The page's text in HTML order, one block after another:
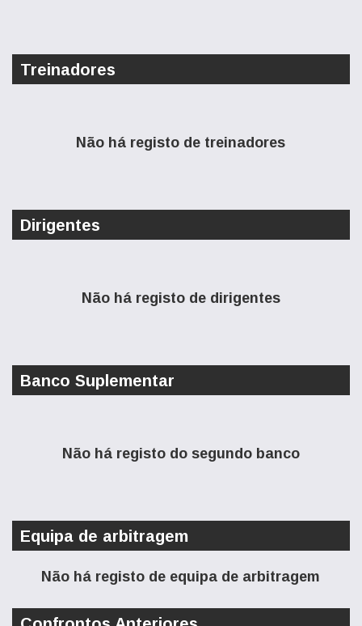
Treinadores
Não há registo de treinadores
Dirigentes
Não há registo de dirigentes
Banco Suplementar
Não há registo do segundo banco
Equipa de arbitragem
Não há registo de equipa de arbitragem